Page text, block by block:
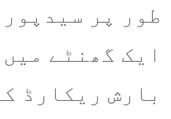
طور پر
بارش ریکارڈ